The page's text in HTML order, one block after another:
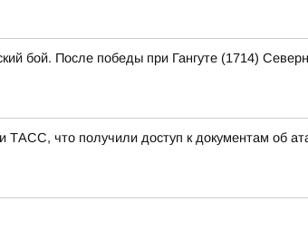
бой. После победы при Гангуте (1714)
ТАСС, что получили доступ к документам об